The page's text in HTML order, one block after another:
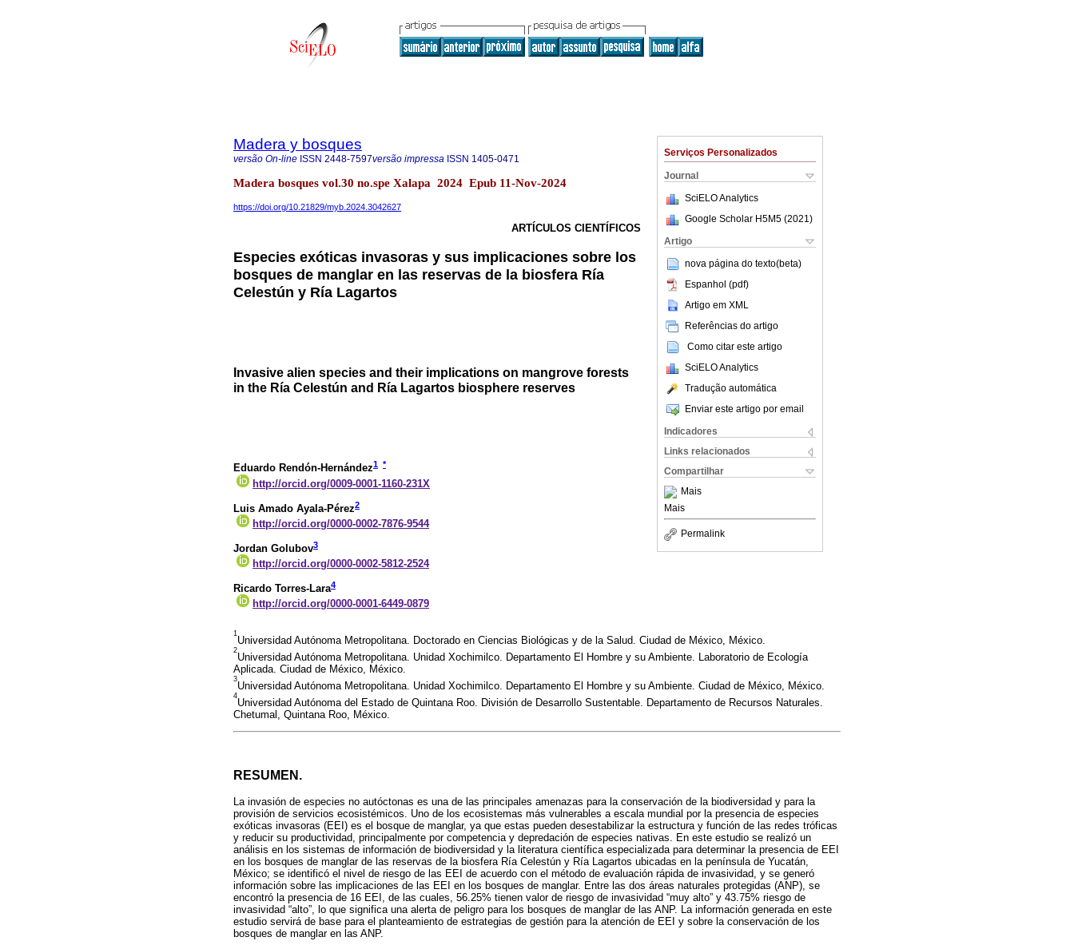
Serviços Personalizados
Journal
SciELO Analytics
Google Scholar H5M5 (2021 )
Artigo
nova página do texto(beta)
Espanhol (pdf)
Artigo em XML
Referências do artigo
Como citar este artigo
SciELO Analytics
Tradução automática
Enviar este artigo por email
Indicadores
Links relacionados
Compartilhar
Mais
Mais
Permalink
Madera y bosques
versão On-line ISSN 2448-7597versão impressa ISSN 1405-0471
Madera bosques vol.30 no.spe Xalapa 2024 Epub 11-Nov-2024
https://doi.org/10.21829/myb.2024.3042627
ARTÍCULOS CIENTÍFICOS
Especies exóticas invasoras y sus implicaciones sobre los
bosques de manglar en las reservas de la biosfera Ría
Celestún y Ría Lagartos
Invasive alien species and their implications on mangrove forests
in the Ría Celestún and Ría Lagartos biosphere reserves
Eduardo Rendón-Hernández1 *
http://orcid.org/0009-0001-1160-231X
Luis Amado Ayala-Pérez2
http://orcid.org/0000-0002-7876-9544
Jordan Golubov3
http://orcid.org/0000-0002-5812-2524
Ricardo Torres-Lara4
http://orcid.org/0000-0001-6449-0879
1
Universidad Autónoma Metropolitana. Doctorado en Ciencias Biológicas y de la Salud. Ciudad de México, México.
2
Universidad Autónoma Metropolitana. Unidad Xochimilco. Departamento El Hombre y su Ambiente. Laboratorio de Ecología
Aplicada. Ciudad de México, México.
3
Universidad Autónoma Metropolitana. Unidad Xochimilco. Departamento El Hombre y su Ambiente. Ciudad de México, México.
4
Universidad Autónoma del Estado de Quintana Roo. División de Desarrollo Sustentable. Departamento de Recursos Naturales.
Chetumal, Quintana Roo, México.
RESUMEN.
La invasión de especies no autóctonas es una de las principales amenazas para la conservación de la biodiversidad y para la
provisión de servicios ecosistémicos. Uno de los ecosistemas más vulnerables a escala mundial por la presencia de especies
exóticas invasoras (EEI) es el bosque de manglar, ya que estas pueden desestabilizar la estructura y función de las redes tróficas
y reducir su productividad, principalmente por competencia y depredación de especies nativas. En este estudio se realizó un
análisis en los sistemas de información de biodiversidad y la literatura científica especializada para determinar la presencia de EEI
en los bosques de manglar de las reservas de la biosfera Ría Celestún y Ría Lagartos ubicadas en la península de Yucatán,
México; se identificó el nivel de riesgo de las EEI de acuerdo con el método de evaluación rápida de invasividad, y se generó
información sobre las implicaciones de las EEI en los bosques de manglar. Entre las dos áreas naturales protegidas (ANP), se
encontró la presencia de 16 EEI, de las cuales, 56.25% tienen valor de riesgo de invasividad “muy alto” y 43.75% riesgo de
invasividad “alto”, lo que significa una alerta de peligro para los bosques de manglar de las ANP. La información generada en este
estudio servirá de base para el planteamiento de estrategias de gestión para la atención de EEI y sobre la conservación de los
bosques de manglar en las ANP.